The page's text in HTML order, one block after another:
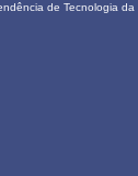
de Tecnologia